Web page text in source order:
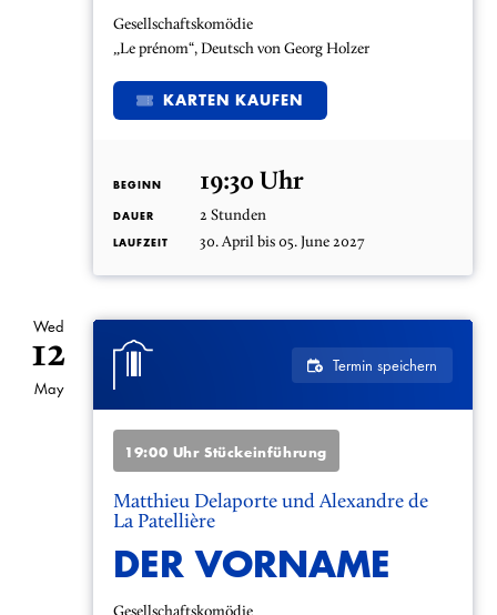
Gesellschaftskomödie
„Le prénom“, Deutsch von Georg Holzer
KARTEN KAUFEN
BEGINN 19:30 Uhr
DAUER 2 Stunden
LAUFZEIT 30. April bis 05. June 2027
Wed
12
May
Termin speichern
19:00 Uhr Stückeinführung
Matthieu Delaporte und Alexandre de
La Patellière
DER VORNAME